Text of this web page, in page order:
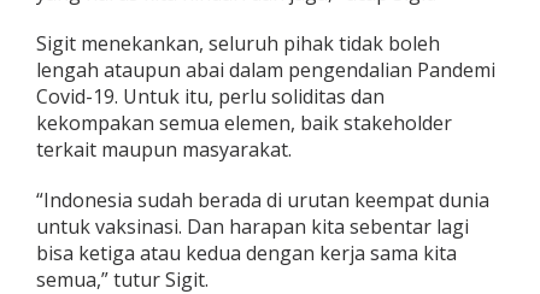
Sigit menekankan, seluruh pihak tidak boleh
lengah ataupun abai dalam pengendalian Pandemi
Covid-19. Untuk itu, perlu soliditas dan
kekompakan semua elemen, baik stakeholder
terkait maupun masyarakat.
“Indonesia sudah berada di urutan keempat dunia
untuk vaksinasi. Dan harapan kita sebentar lagi
bisa ketiga atau kedua dengan kerja sama kita
semua,” tutur Sigit.